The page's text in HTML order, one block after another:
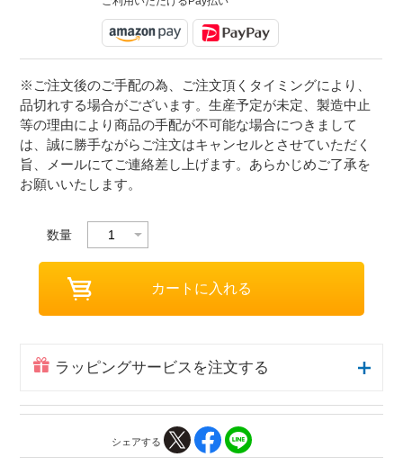
※ご注文後のご手配の為、ご注文頂くタイミングにより、
品切れする場合がございます。生産予定が未定、製造中止
等の理由により商品の手配が不可能な場合につきまして
は、誠に勝手ながらご注文はキャンセルとさせていただく
旨、メールにてご連絡差し上げます。あらかじめご了承を
お願いいたします。
数量
ラッピングサービスを注文する
シェアする